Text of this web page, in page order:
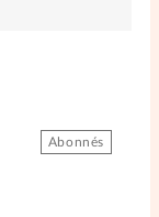
Abonnés